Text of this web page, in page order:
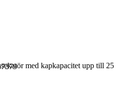
med kapkapacitet upp till 25